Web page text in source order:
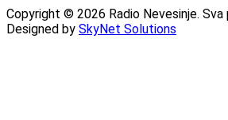
Copyright © 2026 Radio Nevesinje. Sva
Designed by SkyNet Solutions